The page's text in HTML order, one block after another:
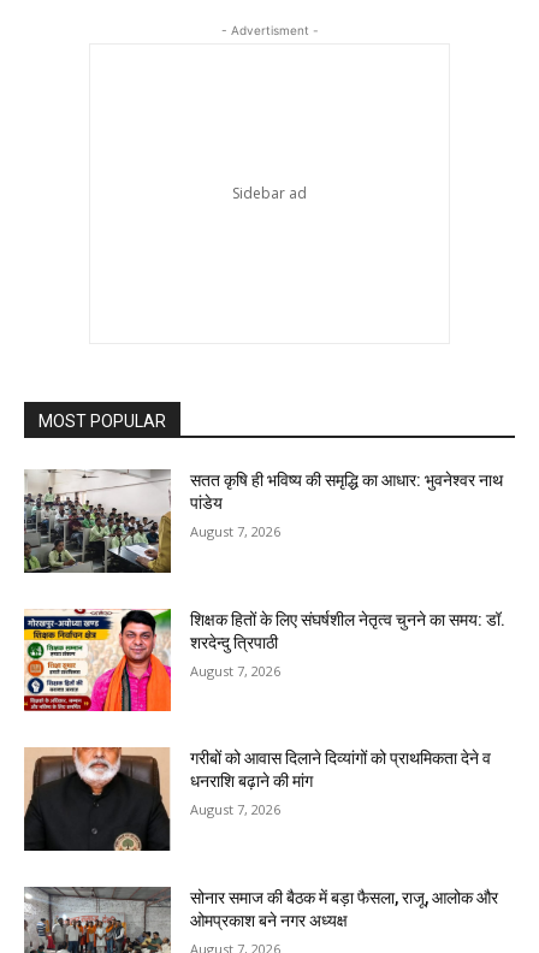
- Advertisment -
MOST POPULAR
सतत कृषि ही भविष्य की समृद्धि का आधार: भुवनेश्वर नाथ
पांडेय
August 7, 2026
शिक्षक हितों के लिए संघर्षशील नेतृत्व चुनने का समय: डॉ.
शरदेन्दु त्रिपाठी
August 7, 2026
गरीबों को आवास दिलाने दिव्यांगों को प्राथमिकता देने व
धनराशि बढ़ाने की मांग
August 7, 2026
सोनार समाज की बैठक में बड़ा फैसला, राजू, आलोक और
ओमप्रकाश बने नगर अध्यक्ष
August 7, 2026